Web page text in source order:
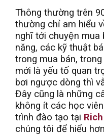
Thông thường trên
thường chỉ am hiểu
nghĩ tới chuyện mua
năng, các kỹ thuật
trong mua bán,
mới là yếu tố quan
bơi ngược dòng thì
Đây cũng là những
không ít các học
trình đào tạo tại
chúng tôi để hiểu